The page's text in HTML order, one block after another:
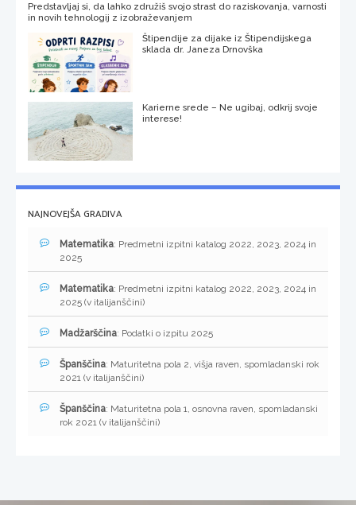
Predstavljaj si, da lahko združiš svojo strast do raziskovanja, varnosti
in novih tehnologij z izobraževanjem
Štipendije za dijake iz Štipendijskega
sklada dr. Janeza Drnovška
Karierne srede – Ne ugibaj, odkrij svoje
interese!
NAJNOVEJŠA GRADIVA
Matematika: Predmetni izpitni katalog 2022, 2023, 2024 in
2025
Matematika: Predmetni izpitni katalog 2022, 2023, 2024 in
2025 (v italijanščini)
Madžarščina: Podatki o izpitu 2025
Španščina: Maturitetna pola 2, višja raven, spomladanski rok
2021 (v italijanščini)
Španščina: Maturitetna pola 1, osnovna raven, spomladanski
rok 2021 (v italijanščini)